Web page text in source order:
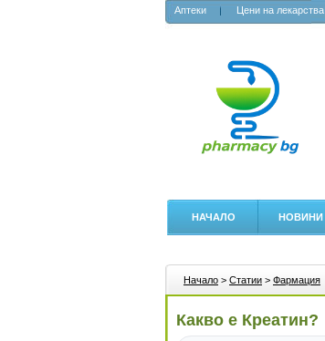
Аптеки Цени на лекарства
НАЧАЛО НОВИНИ
Начало > Статии > Фармация
Какво е Креатин?